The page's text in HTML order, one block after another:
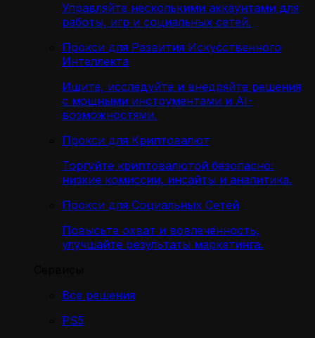
Управляйте несколькими аккаунтами для
работы, игр и социальных сетей.
Прокси для Развития Искусственного
Интеллекта
Ищите, исследуйте и внедряйте решения
с мощными инструментами и AI-
возможностями.
Прокси для Криптовалют
Торгуйте криптовалютой безопасно:
низкие комиссии, инсайты и аналитика.
Прокси для Социальных Сетей
Повысьте охват и вовлечённость,
улучшайте результаты маркетинга.
Все решения
PS5